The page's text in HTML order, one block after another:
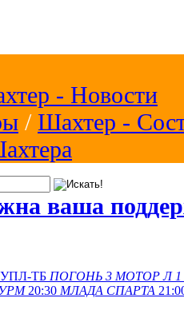
- Новости
/ Шахтер -
ваша
УПЛ-ТБ ПОГОНЬ 3 МОТОР Л 1
20:30 МЛАДА СПАРТА